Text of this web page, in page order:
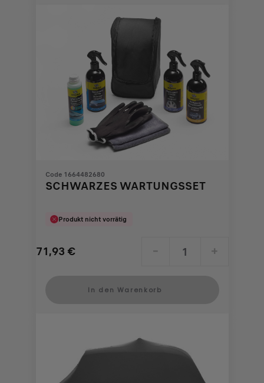
Code 1664482680
SCHWARZES WARTUNGSSET
Produkt nicht vorrätig
71,93 € - +
In den Warenkorb